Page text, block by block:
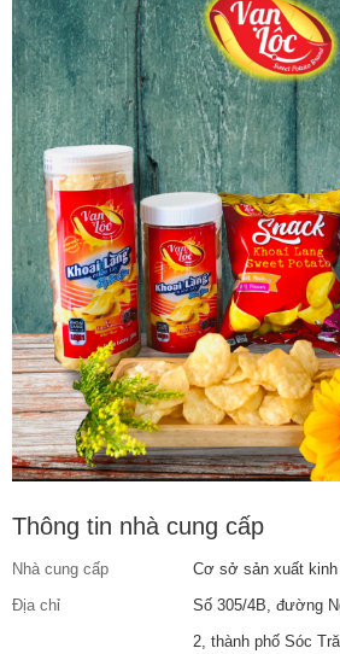
Thông tin nhà cung cấp
Nhà cung cấp
Cơ sở sản xuất
Địa chỉ
Số 305/4B, đường
2, thành phố Sóc